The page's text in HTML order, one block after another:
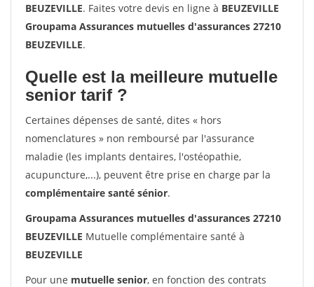
BEUZEVILLE. Faites votre devis en ligne à BEUZEVILLE
Groupama Assurances mutuelles d'assurances 27210
BEUZEVILLE.
Quelle est la meilleure mutuelle
senior tarif ?
Certaines dépenses de santé, dites « hors
nomenclatures » non remboursé par l'assurance
maladie (les implants dentaires, l'ostéopathie,
acupuncture,...), peuvent être prise en charge par la
complémentaire santé sénior.
Groupama Assurances mutuelles d'assurances 27210
BEUZEVILLE Mutuelle complémentaire santé à
BEUZEVILLE
Pour une mutuelle senior, en fonction des contrats